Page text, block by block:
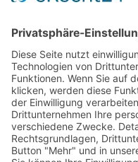
Ausschreibungen
Zu uns
Unser Team
Arbeiten bei Innovation
Anfahrt